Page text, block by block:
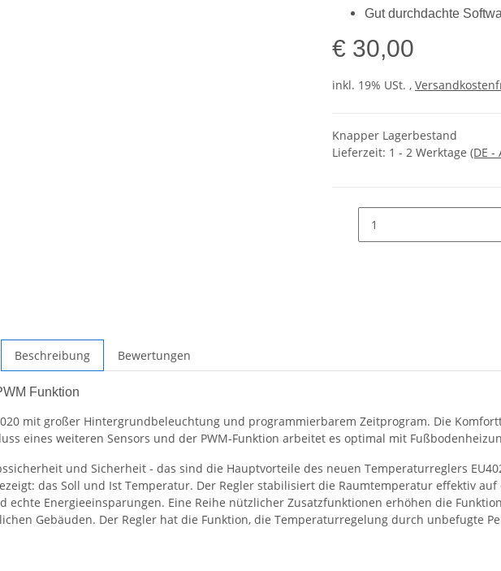
Gut durchdachte
€ 30,00
inkl. 19% USt. ,
Knapper Lagerbestand
Lieferzeit: 1 - 2 Werktage (DE
Beschreibung Bewertungen
Funktion
mit großer Hintergrundbeleuchtung und programmierbarem Zeitprogram. Die
eines weiteren Sensors und der PWM-Funktion arbeitet es optimal mit
und Sicherheit - das sind die Hauptvorteile des neuen Temperaturreglers
das Soll und Ist Temperatur. Der Regler stabilisiert die Raumtemperatur effektiv
echte Energieeinsparungen. Eine Reihe nützlicher Zusatzfunktionen erhöhen die
Gebäuden. Der Regler hat die Funktion, die Temperaturregelung durch unbefugte